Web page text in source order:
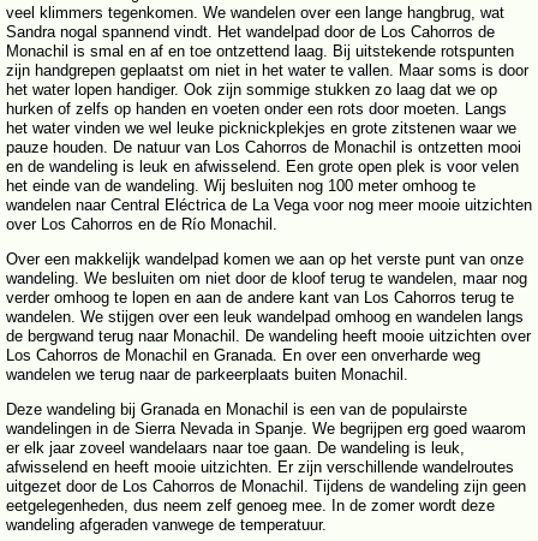
veel klimmers tegenkomen. We wandelen over een lange hangbrug, wat
Sandra nogal spannend vindt. Het wandelpad door de Los Cahorros de
Monachil is smal en af en toe ontzettend laag. Bij uitstekende rotspunten
zijn handgrepen geplaatst om niet in het water te vallen. Maar soms is door
het water lopen handiger. Ook zijn sommige stukken zo laag dat we op
hurken of zelfs op handen en voeten onder een rots door moeten. Langs
het water vinden we wel leuke picknickplekjes en grote zitstenen waar we
pauze houden. De natuur van Los Cahorros de Monachil is ontzetten mooi
en de wandeling is leuk en afwisselend. Een grote open plek is voor velen
het einde van de wandeling. Wij besluiten nog 100 meter omhoog te
wandelen naar Central Eléctrica de La Vega voor nog meer mooie uitzichten
over Los Cahorros en de Río Monachil.
Over een makkelijk wandelpad komen we aan op het verste punt van onze
wandeling. We besluiten om niet door de kloof terug te wandelen, maar nog
verder omhoog te lopen en aan de andere kant van Los Cahorros terug te
wandelen. We stijgen over een leuk wandelpad omhoog en wandelen langs
de bergwand terug naar Monachil. De wandeling heeft mooie uitzichten over
Los Cahorros de Monachil en Granada. En over een onverharde weg
wandelen we terug naar de parkeerplaats buiten Monachil.
Deze wandeling bij Granada en Monachil is een van de populairste
wandelingen in de Sierra Nevada in Spanje. We begrijpen erg goed waarom
er elk jaar zoveel wandelaars naar toe gaan. De wandeling is leuk,
afwisselend en heeft mooie uitzichten. Er zijn verschillende wandelroutes
uitgezet door de Los Cahorros de Monachil. Tijdens de wandeling zijn geen
eetgelegenheden, dus neem zelf genoeg mee. In de zomer wordt deze
wandeling afgeraden vanwege de temperatuur.